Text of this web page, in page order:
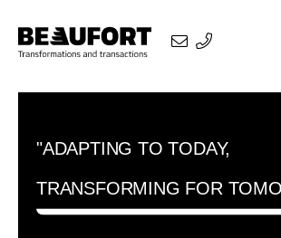
"ADAPTING TO TODAY,
TRANSFORMING FOR